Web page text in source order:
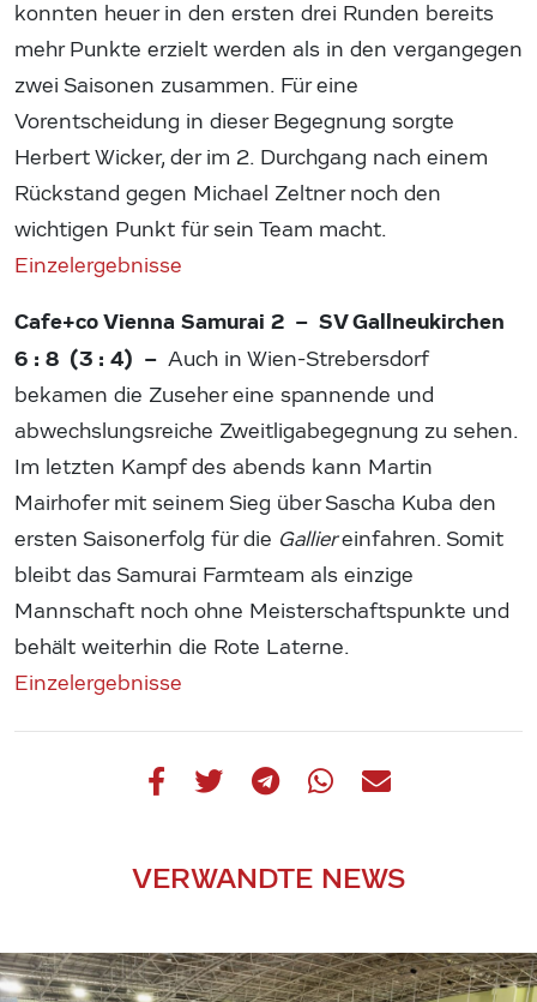
konnten heuer in den ersten drei Runden bereits
mehr Punkte erzielt werden als in den vergangegen
zwei Saisonen zusammen. Für eine
Vorentscheidung in dieser Begegnung sorgte
Herbert Wicker, der im 2. Durchgang nach einem
Rückstand gegen Michael Zeltner noch den
wichtigen Punkt für sein Team macht.
Einzelergebnisse
Cafe+co Vienna Samurai 2 – SV Gallneukirchen
6 : 8 (3 : 4) – Auch in Wien-Strebersdorf
bekamen die Zuseher eine spannende und
abwechslungsreiche Zweitligabegegnung zu sehen.
Im letzten Kampf des abends kann Martin
Mairhofer mit seinem Sieg über Sascha Kuba den
ersten Saisonerfolg für die Galliereinfahren. Somit
bleibt das Samurai Farmteam als einzige
Mannschaft noch ohne Meisterschaftspunkte und
behält weiterhin die Rote Laterne.
Einzelergebnisse
VERWANDTE NEWS